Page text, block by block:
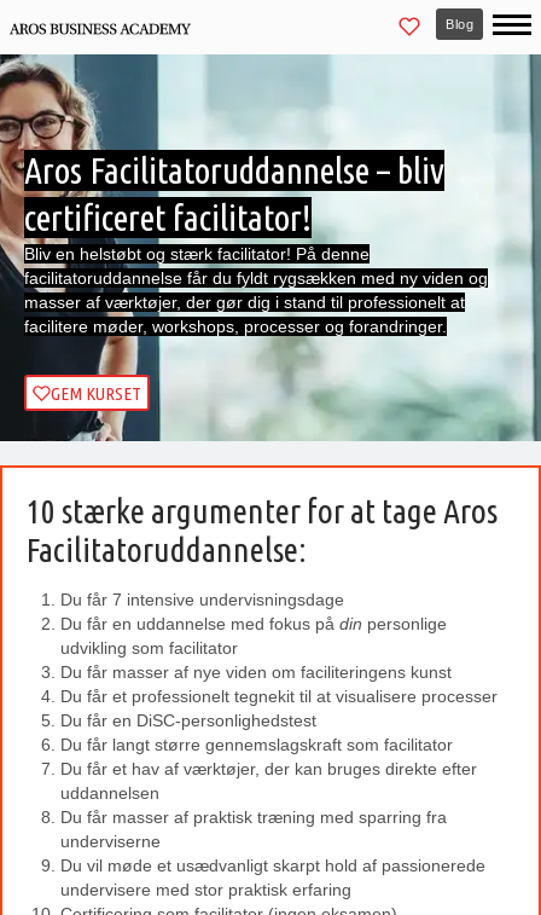
Blog
Aros Facilitatoruddannelse – bliv
certificeret facilitator!
Bliv en helstøbt og stærk facilitator! På denne
facilitatoruddannelse får du fyldt rygsækken med ny viden og
masser af værktøjer, der gør dig i stand til professionelt at
facilitere møder, workshops, processer og forandringer.
GEM KURSET
10 stærke argumenter for at tage Aros
Facilitatoruddannelse:
Du får 7 intensive undervisningsdage
Du får en uddannelse med fokus på din personlige
udvikling som facilitator
Du får masser af nye viden om faciliteringens kunst
Du får et professionelt tegnekit til at visualisere processer
Du får en DiSC-personlighedstest
Du får langt større gennemslagskraft som facilitator
Du får et hav af værktøjer, der kan bruges direkte efter
uddannelsen
Du får masser af praktisk træning med sparring fra
underviserne
Du vil møde et usædvanligt skarpt hold af passionerede
undervisere med stor praktisk erfaring